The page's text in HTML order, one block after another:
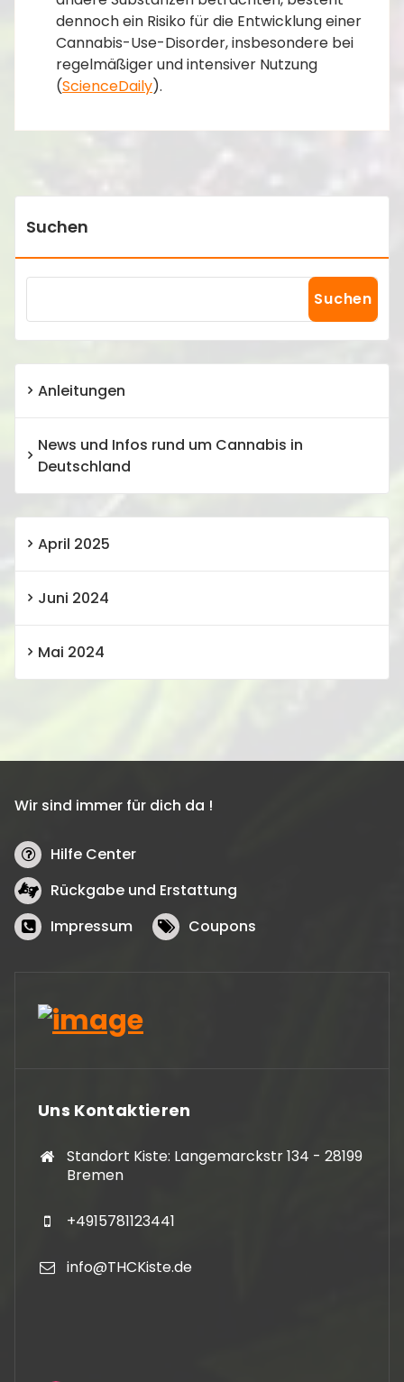
dennoch ein Risiko für die Entwicklung einer
Cannabis-Use-Disorder, insbesondere bei
regelmäßiger und intensiver Nutzung​
(ScienceDaily)​.
Suchen
Suchen
Anleitungen
News und Infos rund um Cannabis in
Deutschland
April 2025
Juni 2024
Mai 2024
Wir sind immer für dich da !
Hilfe Center
Rückgabe und Erstattung
Impressum
Coupons
Uns Kontaktieren
Standort Kiste: Langemarckstr 134 - 28199
Bremen
+4915781123441
info@THCKiste.de